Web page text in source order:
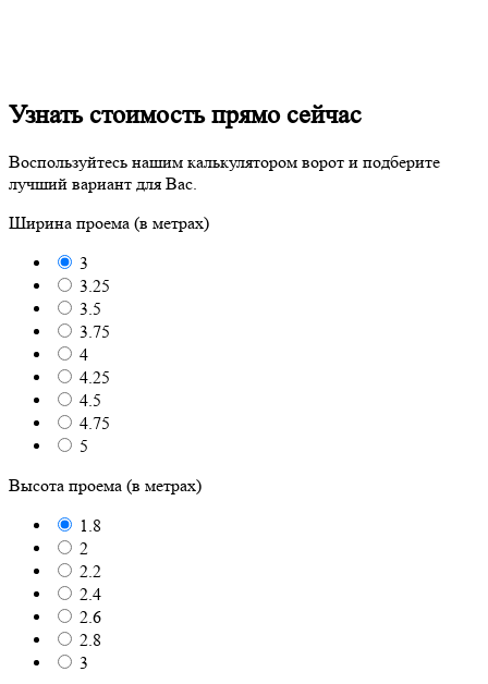
Узнать стоимость прямо сейчас
Воспользуйтесь нашим калькулятором ворот и подберите
лучший вариант для Вас.
Ширина проема (в метрах)
3
3.25
3.5
3.75
4
4.25
4.5
4.75
5
Высота проема (в метрах)
1.8
2
2.2
2.4
2.6
2.8
3